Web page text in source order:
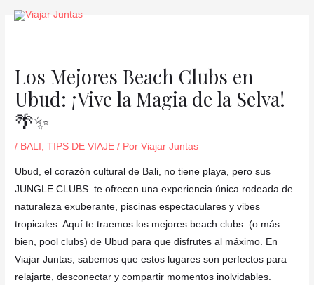
Los Mejores Beach Clubs en
Ubud: ¡Vive la Magia de la Selva!
🌴✨
/ BALI ,TIPS DE VIAJE / PorViajar Juntas
Ubud, el corazón cultural de Bali, no tiene playa, pero sus
JUNGLE CLUBS te ofrecen una experiencia única rodeada de
naturaleza exuberante, piscinas espectaculares y vibes
tropicales. Aquí te traemos los mejores beach clubs (o más
bien, pool clubs) de Ubud para que disfrutes al máximo. En
Viajar Juntas, sabemos que estos lugares son perfectos para
relajarte, desconectar y compartir momentos inolvidables.
Navegación